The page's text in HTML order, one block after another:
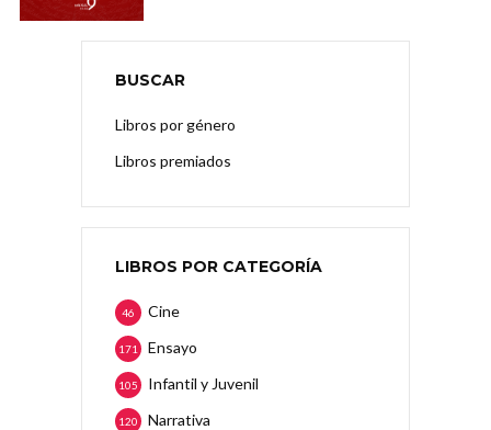
BUSCAR
Libros por género
Libros premiados
LIBROS POR CATEGORÍA
Cine
46
Ensayo
171
Infantil y Juvenil
105
Narrativa
120